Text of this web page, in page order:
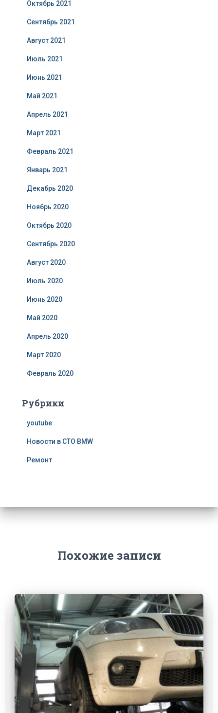
Октябрь 2021
Сентябрь 2021
Август 2021
Июль 2021
Июнь 2021
Май 2021
Апрель 2021
Март 2021
Февраль 2021
Январь 2021
Декабрь 2020
Ноябрь 2020
Октябрь 2020
Сентябрь 2020
Август 2020
Июль 2020
Июнь 2020
Май 2020
Апрель 2020
Март 2020
Февраль 2020
Рубрики
youtube
Новости в СТО BMW
Ремонт
Похожие записи